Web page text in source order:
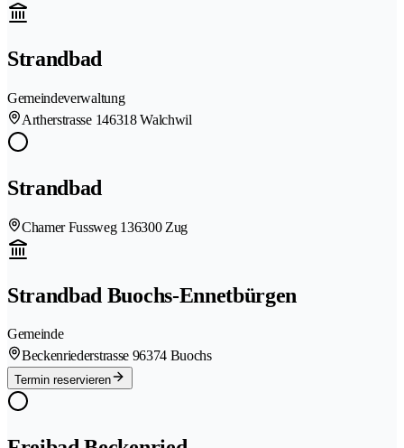
Strandbad
Gemeindeverwaltung
Artherstrasse 146318 Walchwil
Strandbad
Chamer Fussweg 136300 Zug
Strandbad Buochs-Ennetbürgen
Gemeinde
Beckenriederstrasse 96374 Buochs
Termin reservieren